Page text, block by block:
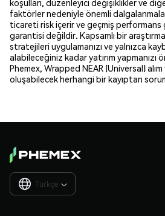
koşulları, düzenleyici değişiklikler ve
faktörler nedeniyle önemli
ticareti risk içerir ve geçmiş performans
garantisi değildir. Kapsamlı bir
stratejileri uygulamanızı ve yalnızca
alabileceğiniz kadar yatırım yapmanızı
Phemex, Wrapped NEAR (Universal) alım
oluşabilecek herhangi bir kayıptan
Türkçe 